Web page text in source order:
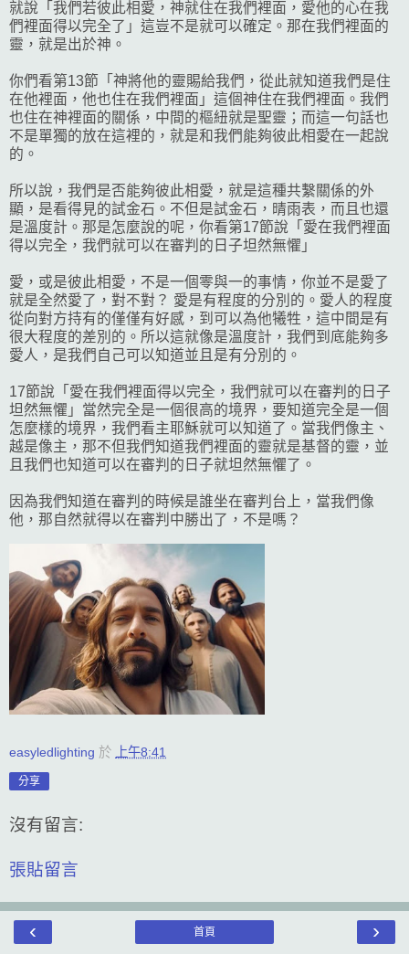
就說「我們若彼此相愛，神就住在我們裡面，愛他的心在我
們裡面得以完全了」這豈不是就可以確定。那在我們裡面的
靈，就是出於神。
你們看第13節「神將他的靈賜給我們，從此就知道我們是住
在他裡面，他也住在我們裡面」這個神住在我們裡面。我們
也住在神裡面的關係，中間的樞紐就是聖靈；而這一句話也
不是單獨的放在這裡的，就是和我們能夠彼此相愛在一起說
的。
所以說，我們是否能夠彼此相愛，就是這種共繫關係的外
顯，是看得見的試金石。不但是試金石，晴雨表，而且也還
是溫度計。那是怎麼說的呢，你看第17節說「愛在我們裡面
得以完全，我們就可以在審判的日子坦然無懼」
愛，或是彼此相愛，不是一個零與一的事情，你並不是愛了
就是全然愛了，對不對？ 愛是有程度的分別的。愛人的程度
從向對方持有的僅僅有好感，到可以為他犧牲，這中間是有
很大程度的差別的。所以這就像是溫度計，我們到底能夠多
愛人，是我們自己可以知道並且是有分別的。
17節說「愛在我們裡面得以完全，我們就可以在審判的日子
坦然無懼」當然完全是一個很高的境界，要知道完全是一個
怎麼樣的境界，我們看主耶穌就可以知道了。當我們像主、
越是像主，那不但我們知道我們裡面的靈就是基督的靈，並
且我們也知道可以在審判的日子就坦然無懼了。
因為我們知道在審判的時候是誰坐在審判台上，當我們像
他，那自然就得以在審判中勝出了，不是嗎？
easyledlighting 於 上午8:41
分享
沒有留言:
張貼留言
‹ ›
首頁